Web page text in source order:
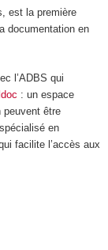
est la première
documentation en
l’ADBS qui
: un espace
peuvent être
en
facilite l’accès aux